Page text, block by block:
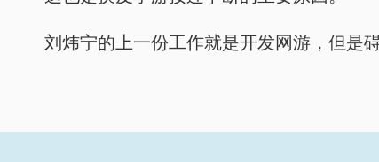
刘炜宁的上一份工作就是开发网游，但是